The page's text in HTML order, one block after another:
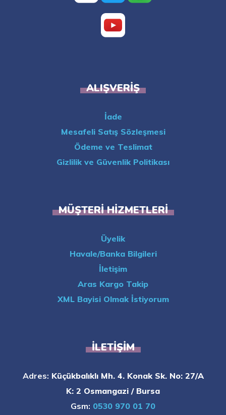
ALIŞVERIŞ
İade
Mesafeli Satış Sözleşmesi
Ödeme ve Teslimat
Gizlilik ve Güvenlik Politikası
MÜŞTERI HIZMETLERI
Üyelik
Havale/Banka Bilgileri
İletişim
Aras Kargo Takip
XML Bayisi Olmak İstiyorum
İLETIŞIM
Adres: Küçükbalıklı Mh. 4. Konak Sk. No: 27/A
K: 2 Osmangazi / Bursa
Gsm: 0530 970 01 70